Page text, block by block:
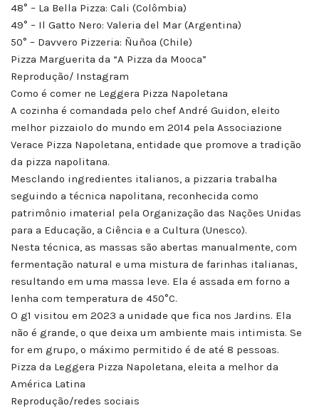
48° – La Bella Pizza: Cali (Colômbia)
49° – Il Gatto Nero: Valeria del Mar (Argentina)
50° – Davvero Pizzeria: Ñuñoa (Chile)
Pizza Marguerita da “A Pizza da Mooca”
Reprodução/ Instagram
Como é comer ne Leggera Pizza Napoletana
A cozinha é comandada pelo chef André Guidon, eleito
melhor pizzaiolo do mundo em 2014 pela Associazione
Verace Pizza Napoletana, entidade que promove a tradição
da pizza napolitana.
Mesclando ingredientes italianos, a pizzaria trabalha
seguindo a técnica napolitana, reconhecida como
patrimônio imaterial pela Organização das Nações Unidas
para a Educação, a Ciência e a Cultura (Unesco).
Nesta técnica, as massas são abertas manualmente, com
fermentação natural e uma mistura de farinhas italianas,
resultando em uma massa leve. Ela é assada em forno a
lenha com temperatura de 450°C.
O g1 visitou em 2023 a unidade que fica nos Jardins. Ela
não é grande, o que deixa um ambiente mais intimista. Se
for em grupo, o máximo permitido é de até 8 pessoas.
Pizza da Leggera Pizza Napoletana, eleita a melhor da
América Latina
Reprodução/redes sociais